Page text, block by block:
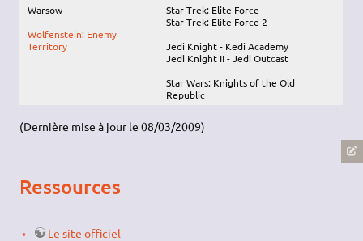
Warsow
Wolfenstein: Enemy
Territory
Star Trek: Elite Force
Star Trek: Elite Force 2
Jedi Knight - Kedi Academy
Jedi Knight II - Jedi Outcast
Star Wars: Knights of the Old
Republic
(Dernière mise à jour le 08/03/2009)
Ressources
Le site officiel